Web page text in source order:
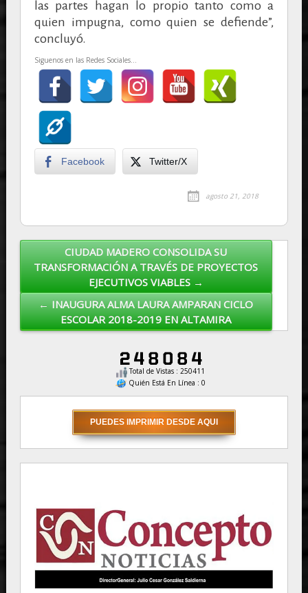
las partes hagan lo propio tanto como a
quien impugna, como quien se defiende”,
concluyó.
Siguenos en las Redes Sociales...
Facebook Twitter/X
agosto 21, 2018
Post navigation
CIUDAD MADERO CONSOLIDA SU
TRANSFORMACIÓN A TRAVÉS DE PROYECTOS
EJECUTIVOS VIABLES →
← INAUGURA ALMA LAURA AMPARAN CICLO
ESCOLAR 2018-2019 EN ALTAMIRA
Total de Vistas : 250411
Quién Está En Línea : 0